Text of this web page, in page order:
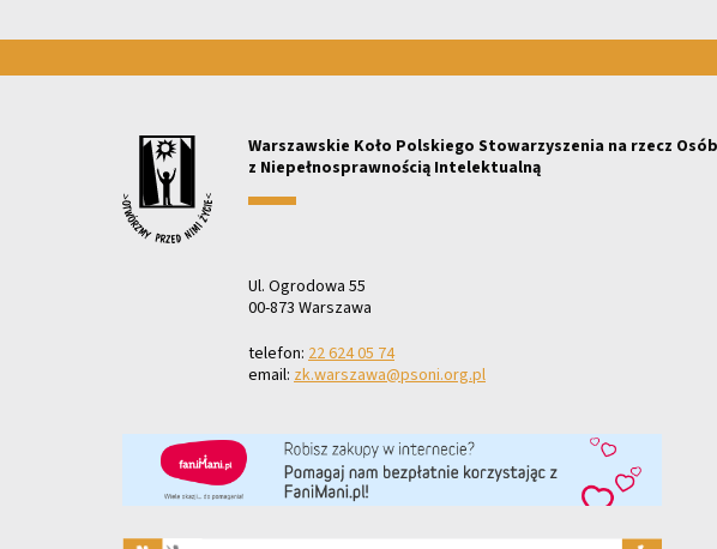
Warszawskie Koło Polskiego Stowarzyszenia na rzecz Osób
z Niepełnosprawnością Intelektualną
Ul. Ogrodowa 55
00-873 Warszawa
telefon: 22 624 05 74
email: zk.warszawa@psoni.org.pl